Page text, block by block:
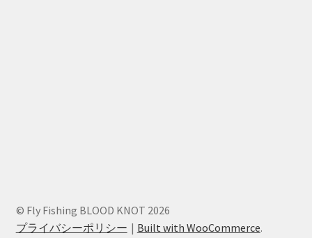
© Fly Fishing BLOOD KNOT 2026
プライバシーポリシー
Built with WooCommerce.